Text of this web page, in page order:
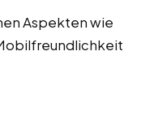
Aspekten wie